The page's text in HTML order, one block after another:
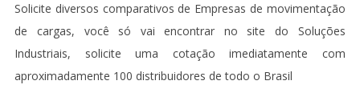
Solicite diversos comparativos de Empresas de movimentação
de cargas, você só vai encontrar no site do Soluções
Industriais, solicite uma cotação imediatamente com
aproximadamente 100 distribuidores de todo o Brasil